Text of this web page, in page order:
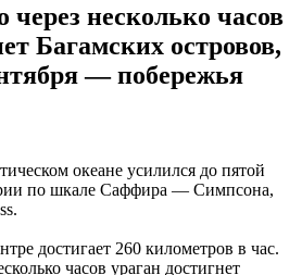
через несколько часов
Багамских островов,
— побережья
океане усилился до пятой
по шкале Саффира — Симпсона,
достигает 260 километров в час.
часов ураган достигнет